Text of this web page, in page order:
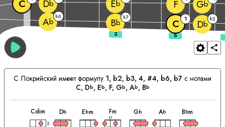
Ab
b6
Bb
b7 C 1 Db
b2
C Db Eb F Gb
C Локрийский имеет формулу 1, b2, b3, 4, #4, b6, b7 с нотами
C, Db, Eb, F, Gb, Ab, Bb
Сочетающиеся
Аккорды:Cdim
аккорд
2
Db
аккорд
Ebm
аккорд
Fm
аккорд
Gb
аккорд
Ab
аккорд
Bbm
аккорд